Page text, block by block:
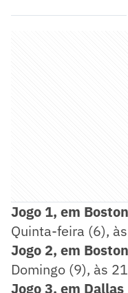
Jogo 1, em Boston
Quinta-feira (6),
Jogo 2, em Boston
Domingo (9), às
Jogo3, em Dallas